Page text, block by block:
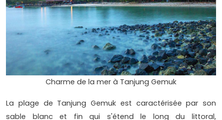
Charme de la mer à Tanjung Gemuk
La plage de Tanjung Gemuk est caractérisée par son
sable blanc et fin qui s'étend le long du littoral,